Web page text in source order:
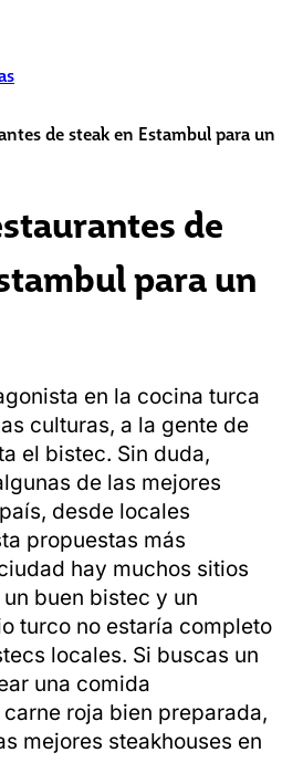
de steak en Estambul para un
de
para un
en la cocina turca
culturas, a la gente de
el bistec. Sin duda,
de las mejores
desde locales
propuestas más
hay muchos sitios
buen bistec y un
turco no estaría completo
locales. Si buscas un
una comida
roja bien preparada,
mejores steakhouses en